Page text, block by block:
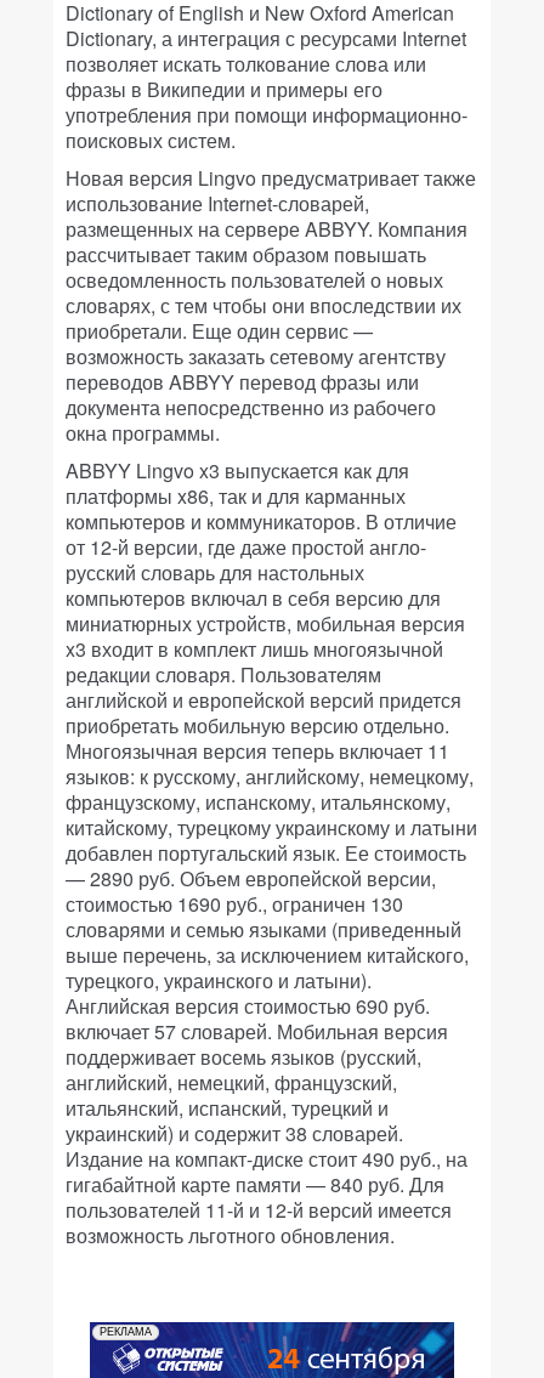
Dictionary of English и New Oxford American
Dictionary, а интеграция с ресурсами Internet
позволяет искать толкование слова или
фразы в Википедии и примеры его
употребления при помощи информационно-
поисковых систем.
Новая версия Lingvo предусматривает также
использование Internet-словарей,
размещенных на сервере ABBYY. Компания
рассчитывает таким образом повышать
осведомленность пользователей о новых
словарях, с тем чтобы они впоследствии их
приобретали. Еще один сервис —
возможность заказать сетевому агентству
переводов ABBYY перевод фразы или
документа непосредственно из рабочего
окна программы.
ABBYY Lingvo x3 выпускается как для
платформы x86, так и для карманных
компьютеров и коммуникаторов. В отличие
от 12-й версии, где даже простой англо-
русский словарь для настольных
компьютеров включал в себя версию для
миниатюрных устройств, мобильная версия
x3 входит в комплект лишь многоязычной
редакции словаря. Пользователям
английской и европейской версий придется
приобретать мобильную версию отдельно.
Многоязычная версия теперь включает 11
языков: к русскому, английскому, немецкому,
французскому, испанскому, итальянскому,
китайскому, турецкому украинскому и латыни
добавлен португальский язык. Ее стоимость
— 2890 руб. Объем европейской версии,
стоимостью 1690 руб., ограничен 130
словарями и семью языками (приведенный
выше перечень, за исключением китайского,
турецкого, украинского и латыни).
Английская версия стоимостью 690 руб.
включает 57 словарей. Мобильная версия
поддерживает восемь языков (русский,
английский, немецкий, французский,
итальянский, испанский, турецкий и
украинский) и содержит 38 словарей.
Издание на компакт-диске стоит 490 руб., на
гигабайтной карте памяти — 840 руб. Для
пользователей 11-й и 12-й версий имеется
возможность льготного обновления.
РЕКЛАМА